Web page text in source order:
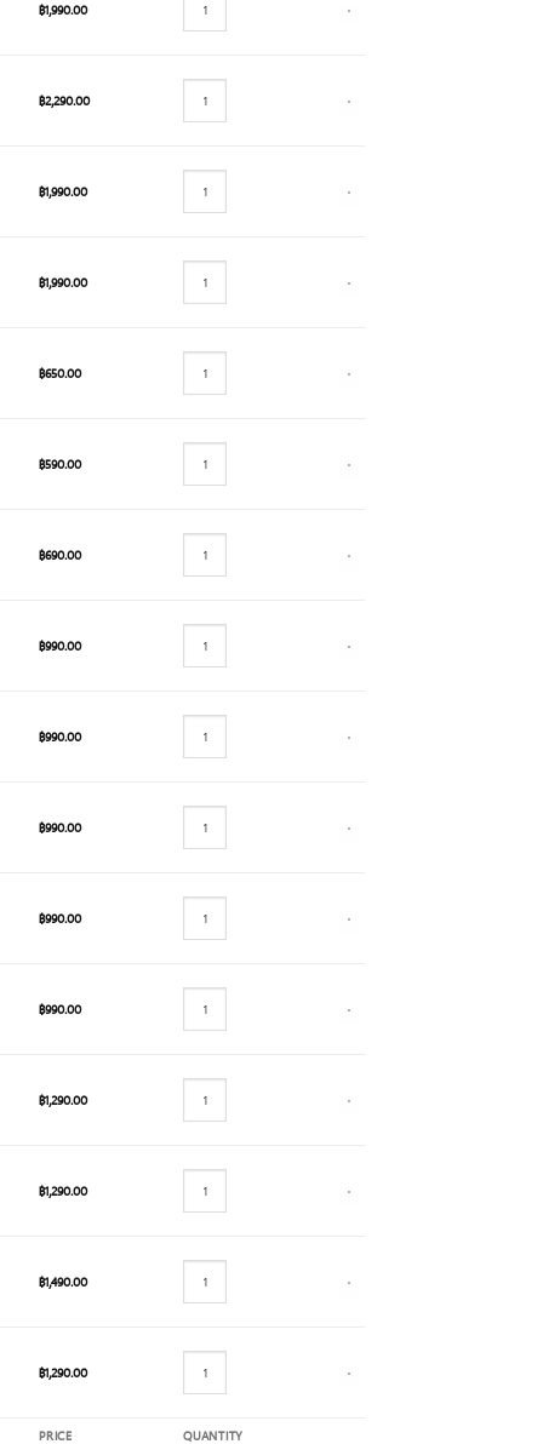
฿1,990.00
฿2,290.00
฿1,990.00
฿1,990.00
฿650.00
฿590.00
฿690.00
฿990.00
฿990.00
฿990.00
฿990.00
฿990.00
฿1,290.00
฿1,290.00
฿1,490.00
฿1,290.00
PRICE QUANTITY